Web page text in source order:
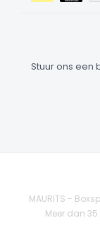
Stuur ons een
MAURITS -
Meer dan